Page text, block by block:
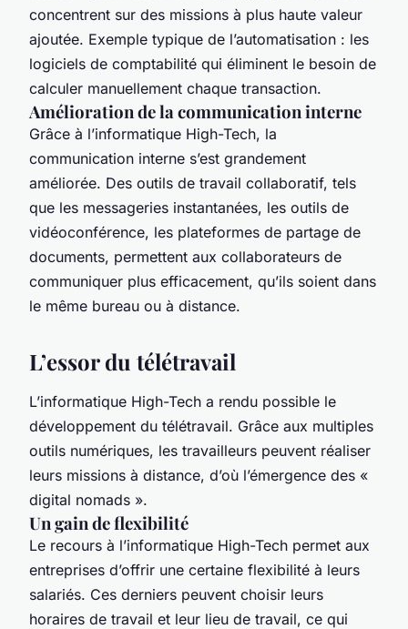
concentrent sur des missions à plus haute valeur
ajoutée. Exemple typique de l’automatisation : les
logiciels de comptabilité qui éliminent le besoin de
calculer manuellement chaque transaction.
Amélioration de la communication interne
Grâce à l’informatique High-Tech, la
communication interne s’est grandement
améliorée. Des outils de travail collaboratif, tels
que les messageries instantanées, les outils de
vidéoconférence, les plateformes de partage de
documents, permettent aux collaborateurs de
communiquer plus efficacement, qu’ils soient dans
le même bureau ou à distance.
L’essor du télétravail
L’informatique High-Tech a rendu possible le
développement du télétravail. Grâce aux multiples
outils numériques, les travailleurs peuvent réaliser
leurs missions à distance, d’où l’émergence des «
digital nomads ».
Un gain de flexibilité
Le recours à l’informatique High-Tech permet aux
entreprises d’offrir une certaine flexibilité à leurs
salariés. Ces derniers peuvent choisir leurs
horaires de travail et leur lieu de travail, ce qui